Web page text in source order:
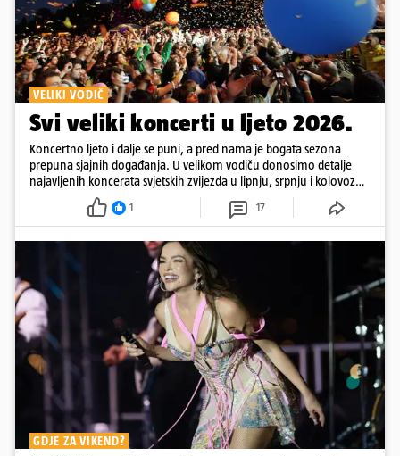
VELIKI VODIČ
Svi veliki koncerti u ljeto 2026.
Koncertno ljeto i dalje se puni, a pred nama je bogata sezona
prepuna sjajnih događanja. U velikom vodiču donosimo detalje
najavljenih koncerata svjetskih zvijezda u lipnju, srpnju i kolovozu
2026. godine.
1 17
GDJE ZA VIKEND?